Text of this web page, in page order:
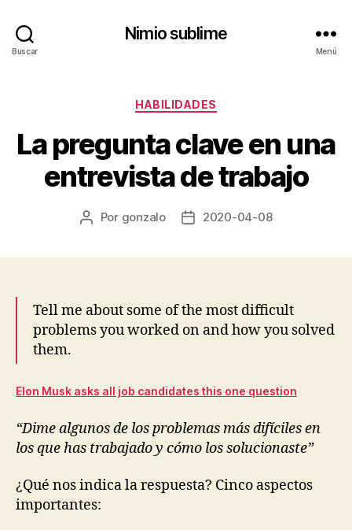
Buscar
Nimio sublime
Menú
Categorías
HABILIDADES
La pregunta clave en una
entrevista de trabajo
Autor
Por gonzalo
Fecha2020-04-08
Tell me about some of the most difficult
problems you worked on and how you solved
them.
Elon Musk asks all job candidates this one question
Dime algunos de los problemas más difíciles en
los que has trabajado y cómo los solucionaste
¿Qué nos indica la respuesta? Cinco aspectos
importantes: